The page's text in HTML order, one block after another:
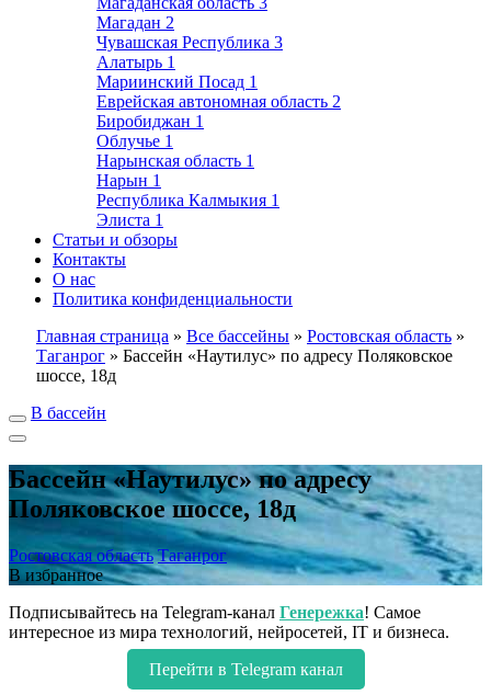
Магадан 2
Чувашская Республика 3
Алатырь 1
Мариинский Посад 1
Еврейская автономная область 2
Биробиджан 1
Облучье 1
Нарынская область 1
Нарын 1
Республика Калмыкия 1
Элиста 1
Статьи и обзоры
Контакты
О нас
Политика конфиденциальности
Главная страница » Все бассейны » Ростовская область »
Таганрог » Бассейн «Наутилус» по адресу Поляковское
шоссе, 18д
В бассейн
Бассейн «Наутилус» по адресу
Поляковское шоссе, 18д
Ростовская область Таганрог
В избранное
Подписывайтесь на Telegram-канал Генережка! Самое
интересное из мира технологий, нейросетей, IT и бизнеса.
Перейти в Telegram канал